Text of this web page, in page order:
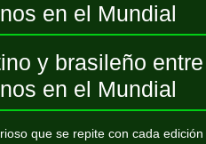
en el Mundial
y brasileño
en el Mundial
que se repite con cada edición